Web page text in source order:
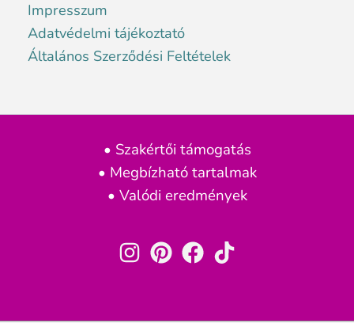
Impresszum
Adatvédelmi tájékoztató
Általános Szerződési Feltételek
• Szakértői támogatás
• Megbízható tartalmak
• Valódi eredmények